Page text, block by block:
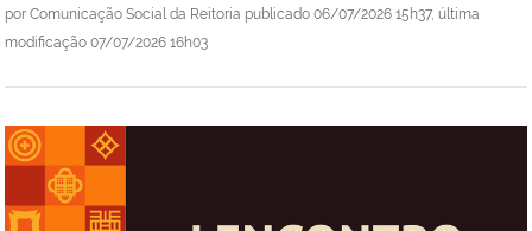
por Comunicação Social da Reitoria publicado 06/07/2026 15h37, última
modificação 07/07/2026 16h03